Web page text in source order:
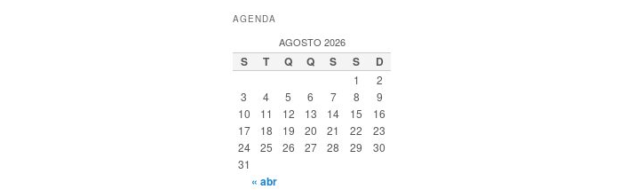
AGENDA
AGOSTO 2026
S T Q Q S S D
1
2
3
4 5 6 7 8
9
10
11 12 13 14 15
16
17
18 19 20 21 22
23
24
25 26 27 28 29
30
31
« abr